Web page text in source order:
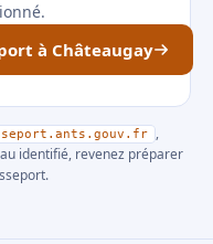
à Châteaugay
,
identifié, revenez préparer